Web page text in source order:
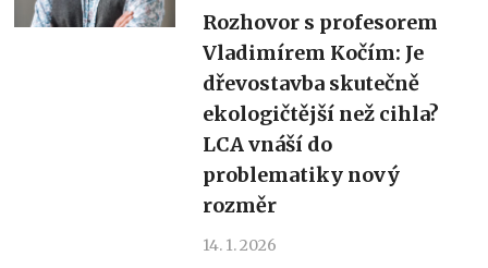
Rozhovor s profesorem
Vladimírem Kočím: Je
dřevostavba skutečně
ekologičtější než cihla?
LCA vnáší do
problematiky nový
rozměr
14. 1. 2026